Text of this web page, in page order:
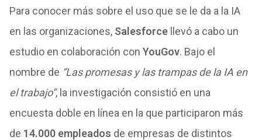
Para conocer más sobre el uso que se le da a la IA
en las organizaciones, Salesforcellevó a cabo un
estudio en colaboración con YouGov. Bajo el
nombre de “Las promesas y las trampas de la IA en
el trabajo”, la investigación consistió en una
encuesta doble en línea en la que participaron más
de 14.000 empleados de empresas de distintos